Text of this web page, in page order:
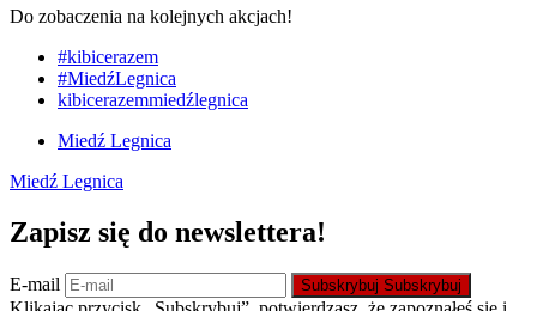
Do zobaczenia na kolejnych akcjach!
#kibicerazem
#MiedźLegnica
kibicerazemmiedźlegnica
Miedź Legnica
Miedź Legnica
Zapisz się do newslettera!
E-mail Subskrybuj Subskrybuj